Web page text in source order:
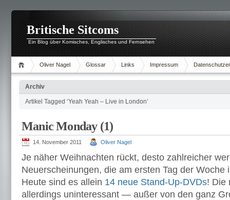
Britische Sitcoms
Ein Blog über Komisches, Englisches und Fernsehen
Oliver Nagel Glossar Links Impressum
Archiv
Artikel Tagged ‘Yeah Yeah – Live in London’
Manic Monday (1)
14. November 2011 Oliver Nagel
Je näher Weihnachten rückt, desto zahlreicher
Neuerscheinungen, die am ersten Tag der Woche
Heute sind es allein 14 neue Stand-Up-DVDs! Die
allerdings uninteressant — außer von den ganz